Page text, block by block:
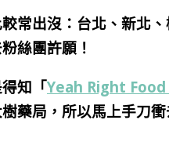
常出沒：台北、新北、
絲團許願！
知「Yeah Right
藥局，所以馬上手刀